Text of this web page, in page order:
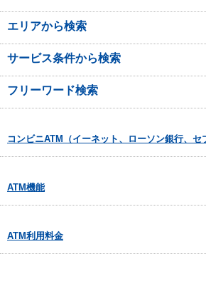
エリアから検索
サービス条件から検索
フリーワード検索
コンビニATM（イーネット、ローソン銀行、セ
ATM機能
ATM利用料金